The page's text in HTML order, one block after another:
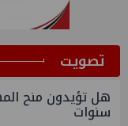
ﺗﺼﻮﻳﺖ
هل تؤيدون منح
سنوات